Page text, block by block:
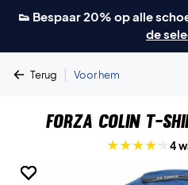
👟 Bespaar 20% op alle
de
Terug | Voor hem
Forza Colin T-
4